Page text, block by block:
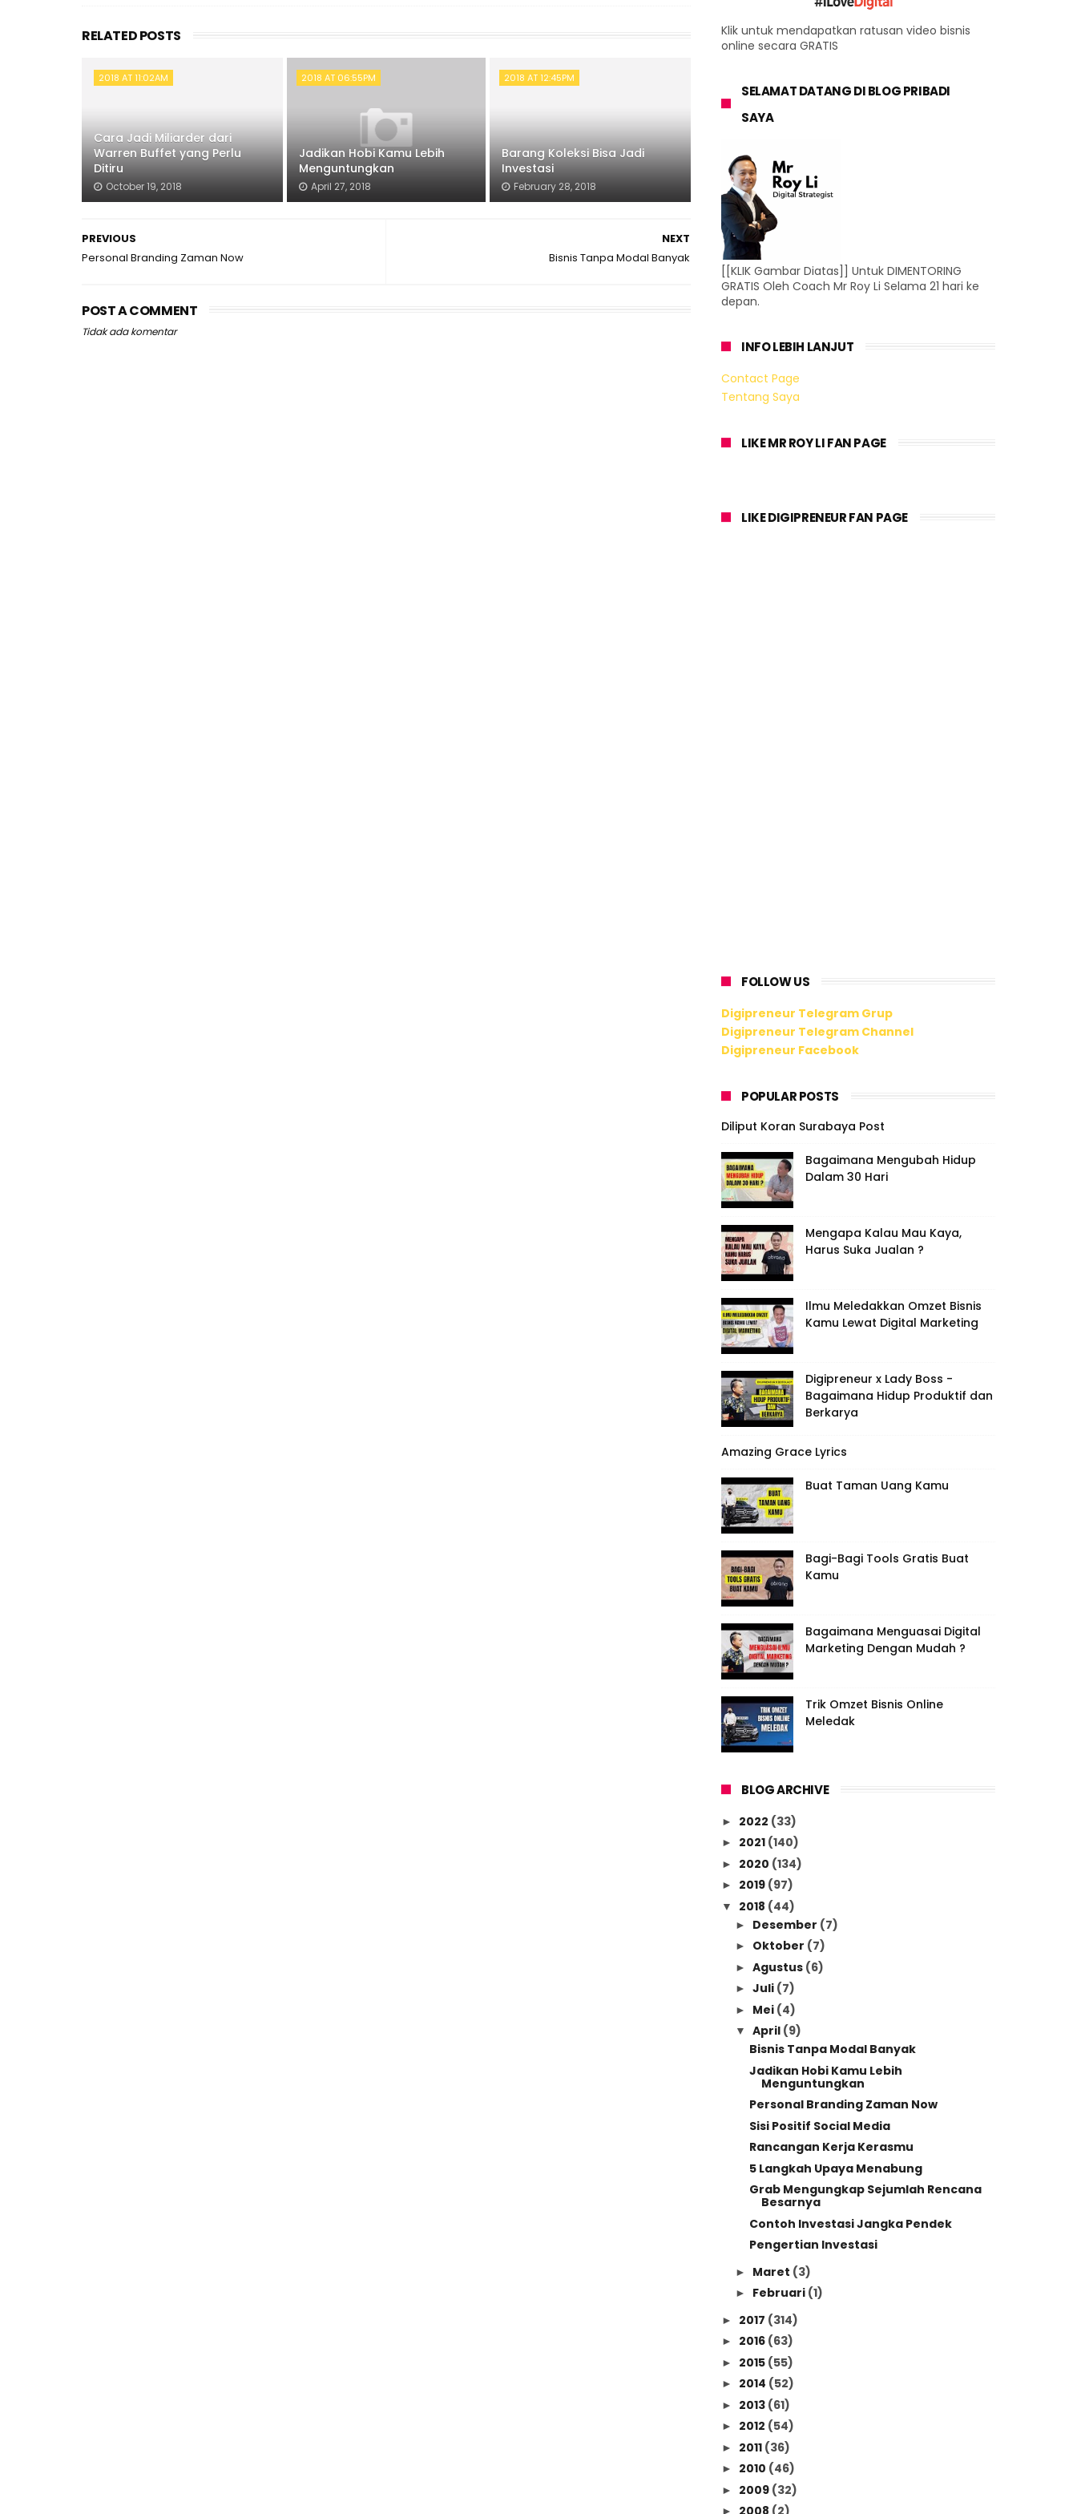
RELATED POSTS
2018 AT 11:02AM
Cara Jadi Miliarder dari
Warren Buffet yang Perlu
Ditiru
October 19, 2018
2018 AT 06:55PM
Jadikan Hobi Kamu Lebih
Menguntungkan
April 27, 2018
2018 AT 12:45PM
Barang Koleksi Bisa Jadi
Investasi
February 28, 2018
NEXT
Bisnis Tanpa Modal Banyak
PREVIOUS
Personal Branding Zaman Now
POST A COMMENT
Tidak ada komentar
Klik untuk mendapatkan ratusan video bisnis
online secara GRATIS
SELAMAT DATANG DI BLOG PRIBADI
SAYA
[[KLIK Gambar Diatas]] Untuk DIMENTORING
GRATIS Oleh Coach Mr Roy Li Selama 21 hari ke
depan.
INFO LEBIH LANJUT
Contact Page
Tentang Saya
LIKE MR ROY LI FAN PAGE
LIKE DIGIPRENEUR FAN PAGE
FOLLOW US
Digipreneur Telegram Grup
Digipreneur Telegram Channel
Digipreneur Facebook
POPULAR POSTS
Diliput Koran Surabaya Post
Bagaimana Mengubah Hidup
Dalam 30 Hari
Mengapa Kalau Mau Kaya,
Harus Suka Jualan ?
Ilmu Meledakkan Omzet Bisnis
Kamu Lewat Digital Marketing
Digipreneur x Lady Boss -
Bagaimana Hidup Produktif dan
Berkarya
Amazing Grace Lyrics
Buat Taman Uang Kamu
Bagi-Bagi Tools Gratis Buat
Kamu
Bagaimana Menguasai Digital
Marketing Dengan Mudah ?
Trik Omzet Bisnis Online
Meledak
BLOG ARCHIVE
► 2022 (33)
► 2021 (140)
► 2020 (134)
► 2019 (97)
▼ 2018 (44)
► Desember (7)
► Oktober (7)
► Agustus (6)
► Juli (7)
► Mei (4)
▼ April (9)
Bisnis Tanpa Modal Banyak
Jadikan Hobi Kamu Lebih
Menguntungkan
Personal Branding Zaman Now
Sisi Positif Social Media
Rancangan Kerja Kerasmu
5 Langkah Upaya Menabung
Grab Mengungkap Sejumlah Rencana
Besarnya
Contoh Investasi Jangka Pendek
Pengertian Investasi
► Maret (3)
► Februari (1)
► 2017 (314)
► 2016 (63)
► 2015 (55)
► 2014 (52)
► 2013 (61)
► 2012 (54)
► 2011 (36)
► 2010 (46)
► 2009 (32)
► 2008 (2)